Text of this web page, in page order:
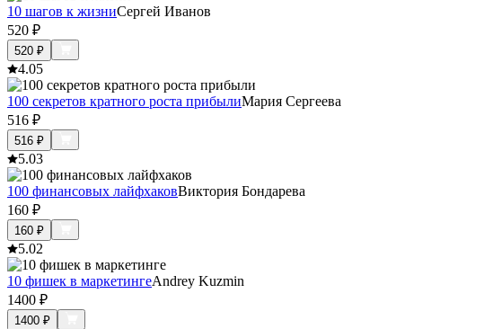
10 шагов к жизниСергей Иванов
520 ₽
520 ₽
4.05
100 секретов кратного роста прибылиМария Сергеева
516 ₽
516 ₽
5.03
100 финансовых лайфхаковВиктория Бондарева
160 ₽
160 ₽
5.02
10 фишек в маркетингеAndrey Kuzmin
1400 ₽
1400 ₽